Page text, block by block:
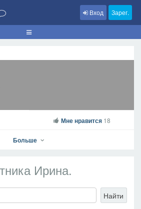
Вход Зарег.
Мне нравится 18
Больше
Ирина.
Найти